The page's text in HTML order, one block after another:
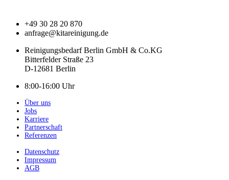
+49 30 28 20 870
anfrage@kitareinigung.de
Reinigungsbedarf Berlin GmbH & Co.KG
Bitterfelder Straße 23
D-12681 Berlin
8:00-16:00 Uhr
Über uns
Jobs
Karriere
Partnerschaft
Referenzen
Datenschutz
Impressum
AGB